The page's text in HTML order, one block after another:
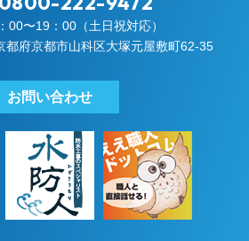
00〜19：00（土日祝対応）
都府京都市山科区大塚元屋敷町62-35
お問い合わせ